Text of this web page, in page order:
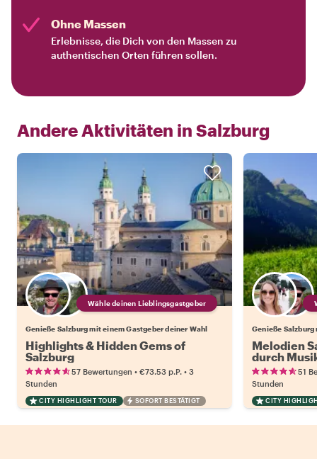
Ohne Massen
Erlebnisse, die Dich von den Massen zu
authentischen Orten führen sollen.
Andere Aktivitäten in Salzburg
Wähle deinen Lieblingsgastgeber
Genieße Salzburg mit einem Gastgeber deiner Wahl
Highlights & Hidden Gems of
Salzburg
57 Bewertungen • €73.53 p.P. • 3
Stunden
CITY HIGHLIGHT TOUR SOFORT BESTÄTIGT
Genieße
Melodien
durch
Kultur
51
Stunden
CITY